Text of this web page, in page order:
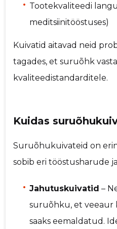
Tootekvaliteedi
meditsiinitööstuses)
Kuivatid aitavad neid
tagades, et suruõhk
kvaliteedistandarditele.
Kuidas
Suruõhukuivateid on
sobib eri tööstusharude
Jahutuskuivatid –
suruõhku, et veeaur
saaks eemaldatud.